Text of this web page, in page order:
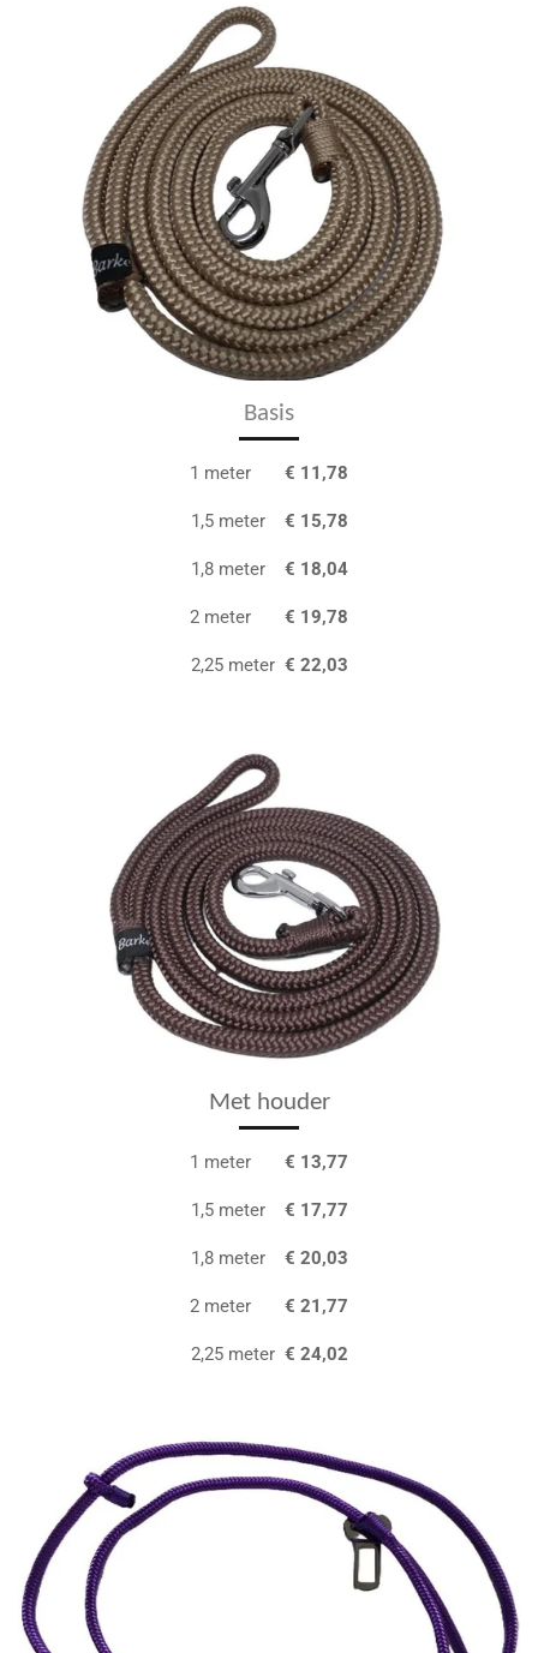
Basis
1 meter € 11,78
1,5 meter € 15,78
1,8 meter € 18,04
2 meter € 19,78
2,25 meter€ 22,03
Met houder
1 meter € 13,77
1,5 meter € 17,77
1,8 meter € 20,03
2 meter € 21,77
2,25 meter € 24,02